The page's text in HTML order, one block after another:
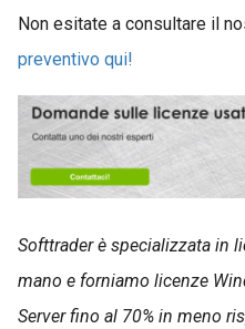
Non esitate a consultare il
preventivo qui!
Softtrader è specializzata in
mano e forniamo licenze
Server fino al 70% in meno